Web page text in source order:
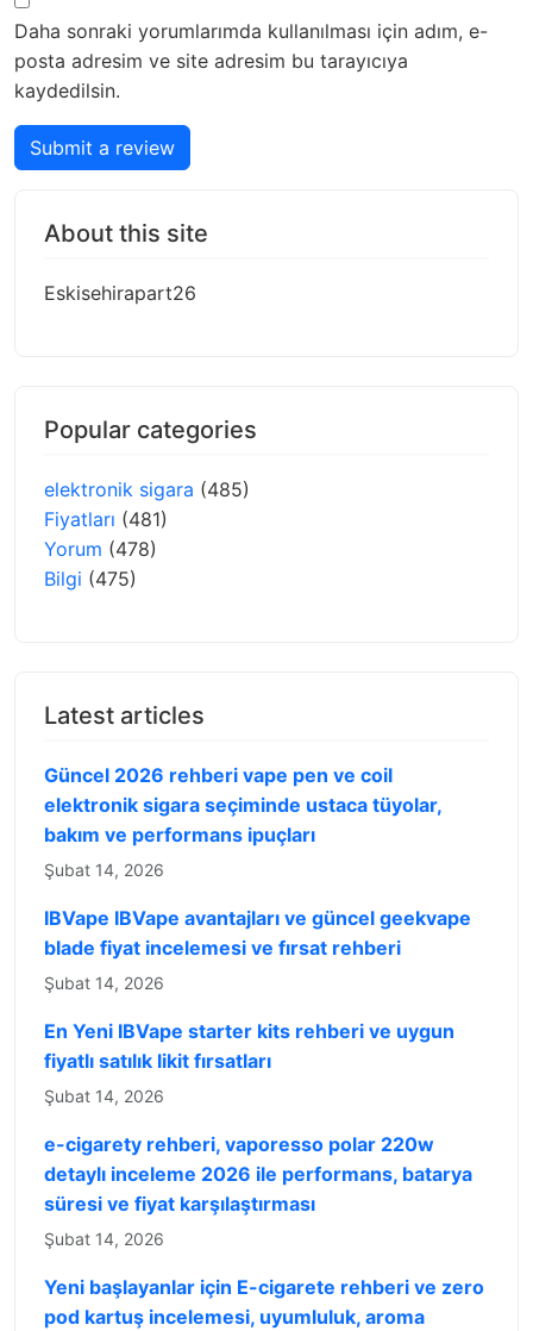
Daha sonraki yorumlarımda kullanılması için adım, e-
posta adresim ve site adresim bu tarayıcıya
kaydedilsin.
Submit a review
About this site
Eskisehirapart26
Popular categories
elektronik sigara (485)
Fiyatları (481)
Yorum (478)
Bilgi (475)
Latest articles
Güncel 2026 rehberi vape pen ve coil
elektronik sigara seçiminde ustaca tüyolar,
bakım ve performans ipuçları
Şubat 14, 2026
IBVape IBVape avantajları ve güncel geekvape
blade fiyat incelemesi ve fırsat rehberi
Şubat 14, 2026
En Yeni IBVape starter kits rehberi ve uygun
fiyatlı satılık likit fırsatları
Şubat 14, 2026
e-cigarety rehberi, vaporesso polar 220w
detaylı inceleme 2026 ile performans, batarya
süresi ve fiyat karşılaştırması
Şubat 14, 2026
Yeni başlayanlar için E-cigarete rehberi ve zero
pod kartuş incelemesi, uyumluluk, aroma